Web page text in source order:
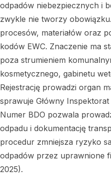
odpadów niebezpiecznych i
zwykle nie tworzy
procesów, materiałów oraz
kodów EWC. Znaczenie ma
poza strumieniem
kosmetycznego, gabinetu
Rejestrację prowadzi organ
sprawuje Główny
Numer BDO pozwala
odpadu i dokumentację
procedur zmniejsza ryzyko
odpadów przez uprawnione
2025).